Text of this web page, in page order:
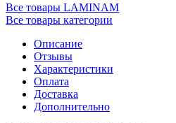
Все товары LAMINAM
Все товары категории
Описание
Отзывы
Характеристики
Оплата
Доставка
Дополнительно